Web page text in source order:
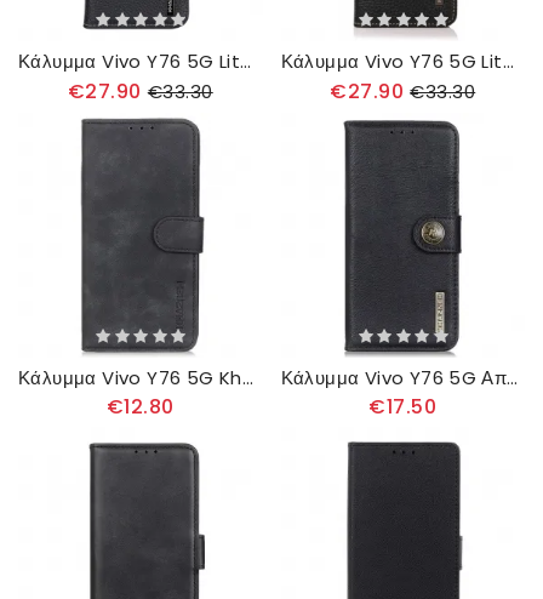
Κάλυμμα Vivo Y76 5G Litchi Khazneh Δέρμα
€27.90 €33.30
Κάλυμμα Vivo Y76 5G Litchi Leather Khazneh Rfid
€27.90 €33.30
Κάλυμμα Vivo Y76 5G Khazneh Vintage Δερμάτινο Εφέ
€12.80
Κάλυμμα Vivo Y76 5G Απομίμηση Δέρματος Khazneh
€17.50